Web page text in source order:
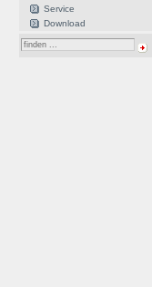
Service
Download